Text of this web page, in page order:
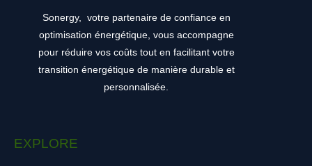
Sonergy, votre partenaire de confiance en
optimisation énergétique, vous accompagne
pour réduire vos coûts tout en facilitant votre
transition énergétique de manière durable et
personnalisée.
EXPLORE